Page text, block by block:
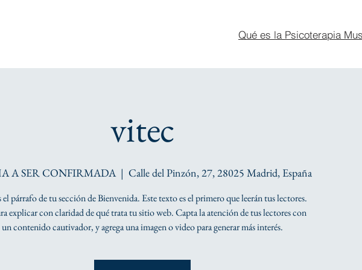
Qué es la Psicoterapia
vitec
A SER CONFIRMADA
  |
Calle del Pinzón, 27, 28025 Madrid, España
el párrafo de tu sección de Bienvenida. Este texto es el primero que leerán tus lectores.
explicar con claridad de qué trata tu sitio web. Capta la atención de tus lectores con
un contenido cautivador, y agrega una imagen o video para generar más interés.